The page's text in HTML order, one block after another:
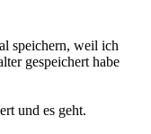
speichern, weil ich
gespeichert habe
und es geht.